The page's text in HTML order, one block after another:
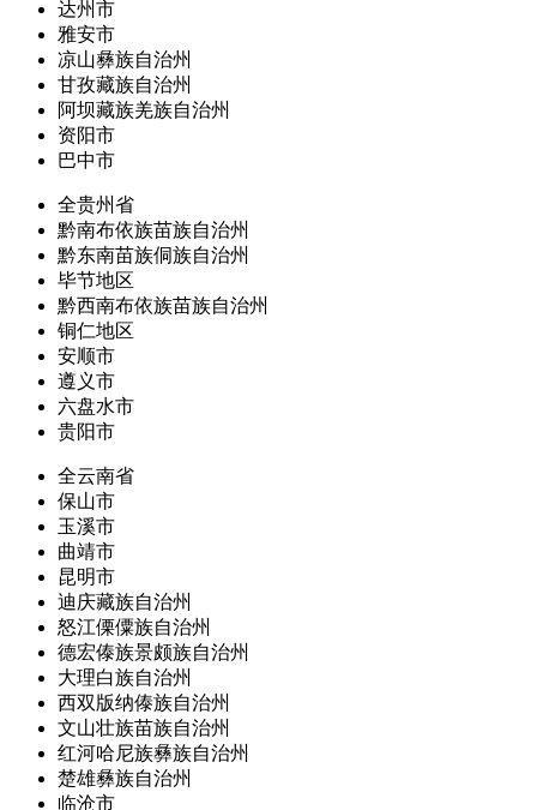
达州市
雅安市
凉山彝族自治州
甘孜藏族自治州
阿坝藏族羌族自治州
资阳市
巴中市
全贵州省
黔南布依族苗族自治州
黔东南苗族侗族自治州
毕节地区
黔西南布依族苗族自治州
铜仁地区
安顺市
遵义市
六盘水市
贵阳市
全云南省
保山市
玉溪市
曲靖市
昆明市
迪庆藏族自治州
怒江傈僳族自治州
德宏傣族景颇族自治州
大理白族自治州
西双版纳傣族自治州
文山壮族苗族自治州
红河哈尼族彝族自治州
楚雄彝族自治州
临沧市